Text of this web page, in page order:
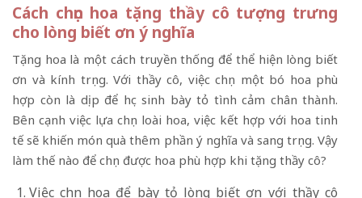
Cách chọn hoa tặng thầy cô tượng trưng
cho lòng biết ơn ý nghĩa
Tặng hoa là một cách truyền thống để thể hiện lòng biết
ơn và kính trọng. Với thầy cô, việc chọn một bó hoa phù
hợp còn là dịp để học sinh bày tỏ tình cảm chân thành.
Bên cạnh việc lựa chọn loài hoa, việc kết hợp với hoa tinh
tế sẽ khiến món quà thêm phần ý nghĩa và sang trọng. Vậy
làm thế nào để chọn được hoa phù hợp khi tặng thầy cô?
Việc chọn hoa để bày tỏ lòng biết ơn với thầy cô